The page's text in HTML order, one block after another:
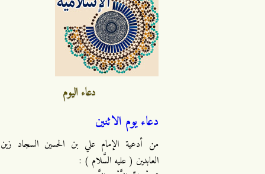
دعاء اليوم
دعاء يوم الاثنين
من أدعية الإمام علي بن الحسين السجاد زين
العابدين ( عليه السَّلام ) :